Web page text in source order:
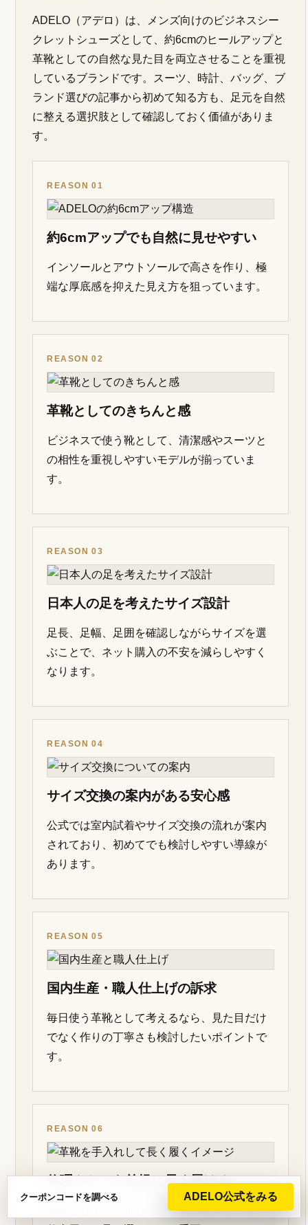
ADELO（アデロ）は、メンズ向けのビジネスシー
クレットシューズとして、約6cmのヒールアップと
革靴としての自然な見た目を両立させることを重視
しているブランドです。スーツ、時計、バッグ、ブ
ランド選びの記事から初めて知る方も、足元を自然
に整える選択肢として確認しておく価値がありま
す。
REASON 01
約6cmアップでも自然に見せやすい
インソールとアウトソールで高さを作り、極
端な厚底感を抑えた見え方を狙っています。
REASON 02
革靴としてのきちんと感
ビジネスで使う靴として、清潔感やスーツと
の相性を重視しやすいモデルが揃っていま
す。
REASON 03
日本人の足を考えたサイズ設計
足長、足幅、足囲を確認しながらサイズを選
ぶことで、ネット購入の不安を減らしやすく
なります。
REASON 04
サイズ交換の案内がある安心感
公式では室内試着やサイズ交換の流れが案内
されており、初めてでも検討しやすい導線が
あります。
REASON 05
国内生産・職人仕上げの訴求
毎日使う革靴として考えるなら、見た目だけ
でなく作りの丁寧さも検討したいポイントで
す。
REASON 06
修理やケアを前提に長く履ける
革靴として手入れしながら長く使えるかも、
クーポンコードを調べる ADELO公式をみる